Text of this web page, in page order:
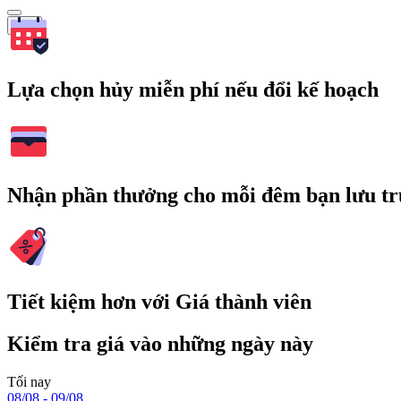
Tìm
Lựa chọn hủy miễn phí nếu đổi kế hoạch
Nhận phần thưởng cho mỗi đêm bạn lưu
Tiết kiệm hơn với Giá thành viên
Kiểm tra giá vào những ngày này
Tối nay